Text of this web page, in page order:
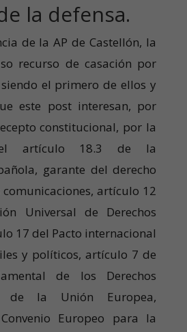
la defensa.
de la AP de Castellón, la
recurso de casación por
el primero de ellos y
este post interesan, por
constitucional, por la
artículo 18.3 de la
garante del derecho
artículo 12
Universal de Derechos
17 del Pacto internacional
y políticos, artículo 7 de
de los Derechos
de la Unión Europea,
Europeo para la